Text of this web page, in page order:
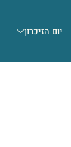
יום הזיכרון